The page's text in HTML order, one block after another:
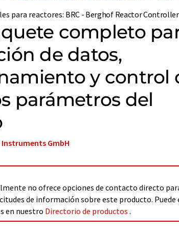
para reactores: BRC - Berghof Reactor Controller
completo
de datos,
y control
parámetros del
GmbH
no ofrece opciones de contacto directo
de información sobre este producto.
en nuestro Directorio de productos .